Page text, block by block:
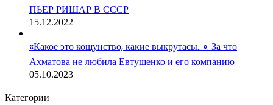
ПЬЕР РИШАР В СССР
15.12.2022
«Какое это кощунство, какие выкрутасы…». За что
Ахматова не любила Евтушенко и его компанию
05.10.2023
Категории